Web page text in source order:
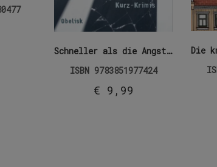
Schneller als die Angst (E-Book)
ISBN 9783851977424
€ 9,99